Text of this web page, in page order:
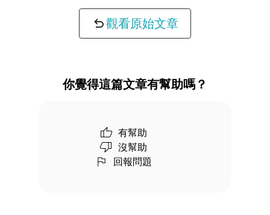
觀看原始文章
你覺得這篇文章有幫助嗎？
有幫助
沒幫助
回報問題